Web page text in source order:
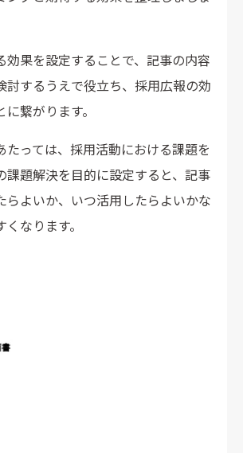
効果を設定することで、記事の内容
討するうえで役立ち、採用広報の効
繋がります。
たっては、採用活動における課題を
課題解決を目的に設定すると、記事
らよいか、いつ活用したらよいかな
なります。